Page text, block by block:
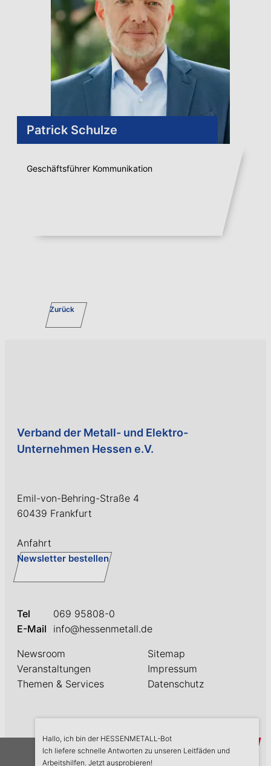
Patrick Schulze
Geschäftsführer Kommunikation
Zurück
Verband der Metall- und Elektro-
Unternehmen Hessen e.V.
Emil-von-Behring-Straße 4
60439 Frankfurt
Anfahrt
Newsletter bestellen
Tel
069 95808-0
E-Mail
info@hessenmetall.de
Newsroom
Veranstaltungen
Themen & Services
Sitemap
Impressum
Datenschutz
Hallo, ich bin der HESSENMETALL-Bot
Ich liefere schnelle Antworten zu unseren Leitfäden und
Arbeitshilfen. Jetzt ausprobieren!